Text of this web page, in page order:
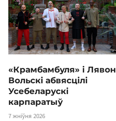
«Крамбамбуля» і Лявон
Вольскі абвясцілі
Усебеларускі
карпаратыў
7 жніўня 2026